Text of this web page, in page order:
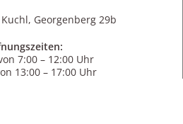
Georgenberg 29b
7:00 – 12:00 Uhr
13:00 – 17:00 Uhr